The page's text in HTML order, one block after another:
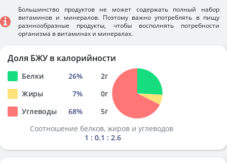
Большинство продуктов не может содержать полный набор
витаминов и минералов. Поэтому важно употреблять в пищу
разннообразные продукты, чтобы восполнять потребности
организма в витаминах и минералах.
Доля БЖУ в калорийности
Белки 26% 2г
Жиры
7% 0г
Углеводы
68% 5г
Соотношение белков, жиров и углеводов
1 : 0.1 : 2.6